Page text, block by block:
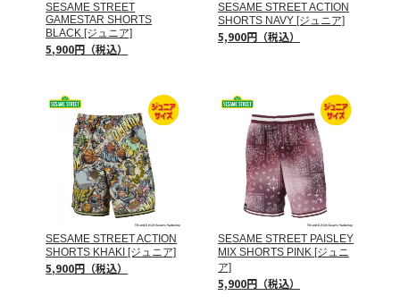
SESAME STREET
GAMESTAR SHORTS
BLACK [ジュニア]
5,900円（税込）
SESAME STREET ACTION
SHORTS NAVY [ジュニア]
5,900円（税込）
SESAME STREET ACTION
SHORTS KHAKI [ジュニア]
5,900円（税込）
SESAME STREET PAISLEY
MIX SHORTS PINK [ジュニ
ア]
5,900円（税込）